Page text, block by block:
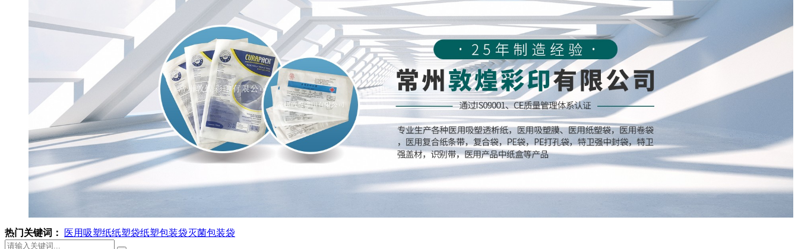
热门关键词： 医用吸塑纸纸塑袋纸塑包装袋灭菌包装袋